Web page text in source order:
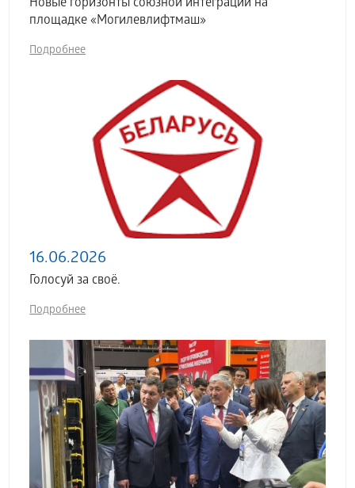
Новые горизонты союзной интеграции на
площадке «Могилевлифтмаш»
Подробнее
16.06.2026
Голосуй за своё.
Подробнее